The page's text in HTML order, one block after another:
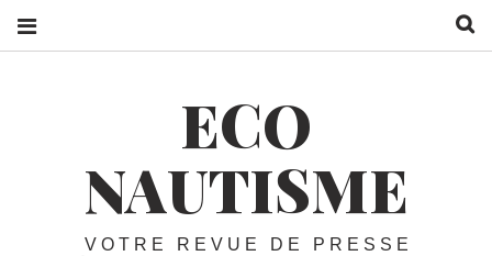
ECO
NAUTISME
VOTRE REVUE DE PRESSE